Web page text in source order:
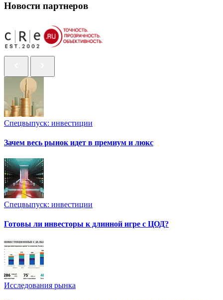
Новости партнеров
Спецвыпуск: инвестиции
Зачем весь рынок идет в премиум и люкс
Спецвыпуск: инвестиции
Готовы ли инвесторы к длинной игре с ЦОД?
Исследования рынка